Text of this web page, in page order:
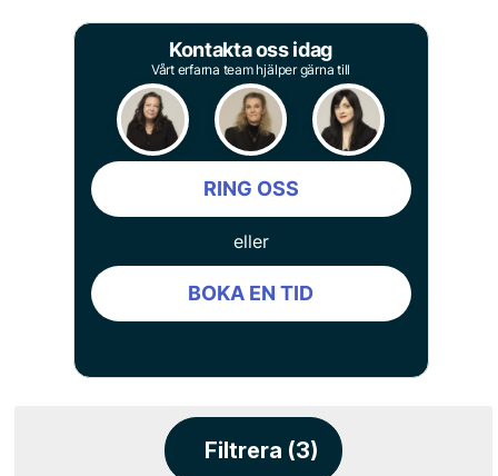
Kontakta oss idag
Vårt erfarna team hjälper gärna till
RING OSS
eller
BOKA EN TID
Filtrera (3)